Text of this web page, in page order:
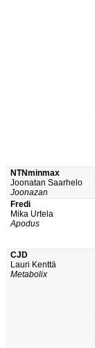
NTNminmax
Joonatan Saarhelo
Joonazan
Fredi
Mika Urtela
Apodus
CJD
Lauri Kenttä
Metabolix